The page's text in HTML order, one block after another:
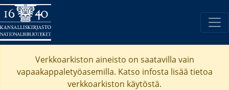
Verkkoarkiston aineisto on saatavilla vain
vapaakappaletyöasemilla. Katso infosta lisää tietoa
verkkoarkiston käytöstä.